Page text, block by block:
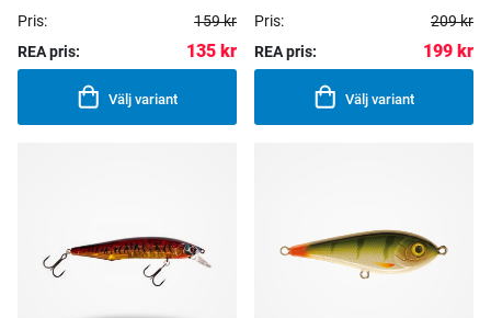
Pris:
159 kr
REA pris:
135 kr
Välj variant
Pris:
209 kr
REA pris:
199 kr
Välj variant